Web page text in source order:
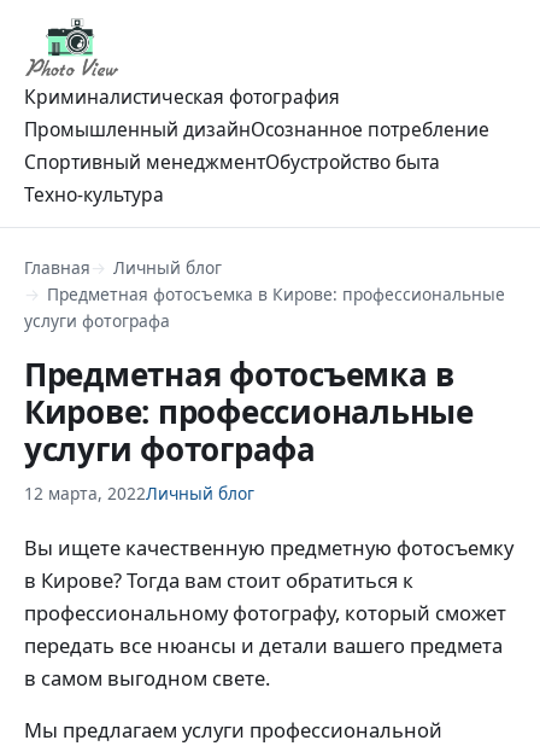
Криминалистическая фотография
Промышленный дизайнОсознанное потребление
Спортивный менеджментОбустройство быта
Техно-культура
Главная
Личный блог
Предметная фотосъемка в Кирове: профессиональные
услуги фотографа
Предметная фотосъемка в
Кирове: профессиональные
услуги фотографа
12 марта, 2022Личный блог
Вы ищете качественную предметную фотосъемку
в Кирове? Тогда вам стоит обратиться к
профессиональному фотографу, который сможет
передать все нюансы и детали вашего предмета
в самом выгодном свете.
Мы предлагаем услуги профессиональной